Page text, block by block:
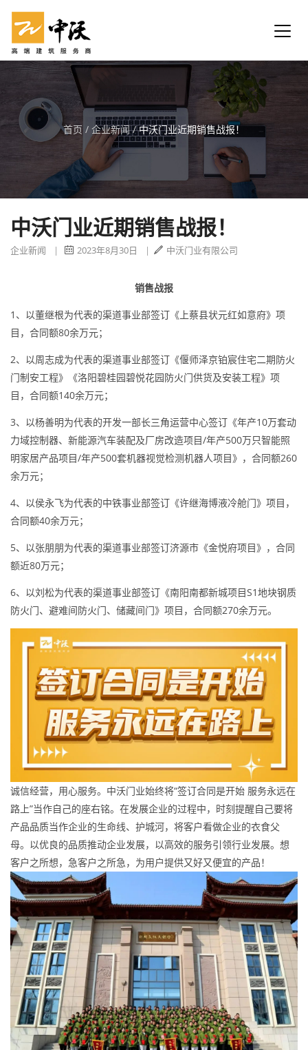
首页 / 企业新闻/中沃门业近期销售战报！
中沃门业近期销售战报！
企业新闻 | 2023年8月30日 | 中沃门业有限公司
销售战报
1、以董继根为代表的渠道事业部签订《上蔡县状元红如意府》项
目，合同额80余万元；
2、以周志成为代表的渠道事业部签订《偃师泽京铂宸住宅二期防火
门制安工程》《洛阳碧桂园碧悦花园防火门供货及安装工程》项
目，合同额140余万元；
3、以杨善明为代表的开发一部长三角运营中心签订《年产10万套动
力域控制器、新能源汽车装配及厂房改造项目/年产500万只智能照
明家居产品项目/年产500套机器视觉检测机器人项目》，合同额260
余万元；
4、以侯永飞为代表的中铁事业部签订《许继海博液冷舱门》项目，
合同额40余万元；
5、以张朋朋为代表的渠道事业部签订济源市《金悦府项目》，合同
额近80万元；
6、以刘松为代表的渠道事业部签订《南阳南都新城项目S1地块钢质
防火门、避难间防火门、储藏间门》项目，合同额270余万元。
诚信经营，用心服务。中沃门业始终将“签订合同是开始 服务永远在
路上”当作自己的座右铭。在发展企业的过程中，时刻提醒自己要将
产品品质当作企业的生命线、护城河，将客户看做企业的衣食父
母。以优良的品质推动企业发展，以高效的服务引领行业发展。想
客户之所想，急客户之所急，为用户提供又好又便宜的产品！